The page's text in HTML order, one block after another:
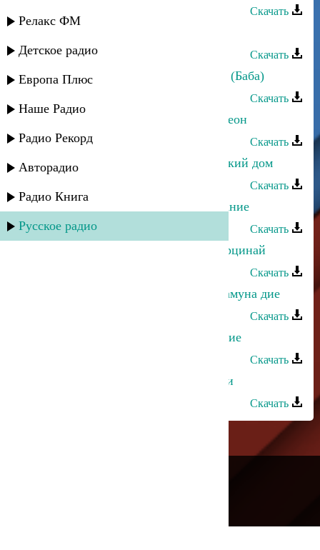
Релакс ФМ
Детское радио
Европа Плюс
Наше Радио
Радио Рекорд
Авторадио
Радио Книга
Русское радио
Скачать
Скачать
Магомедтамир Синдиков - О маме (Баба)
Скачать
Магомедтамир Синдиков - Аккордеон
Скачать
Магомедтамир Синдиков - Отцовский дом
Скачать
Магомедтамир Синдиков - Пожелание
Скачать
Магомедтамир Синдиков - Дир берцинай
Скачать
Магомедтамир Синдиков - Эбел камуна дие
Скачать
Магомедтамир Синдиков - Свидание
Скачать
Магомедтамир Синдиков - Пастухи
Скачать